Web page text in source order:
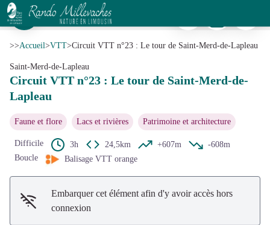
Circuit VTT n°23 : Le tour de Saint-Merd-de-Lapleau
Chemin forestier - CC VEM
Voir l'image en plein écran
>>Accueil>VTT>Circuit VTT n°23 : Le tour de Saint-Merd-de-Lapleau
Saint-Merd-de-Lapleau
Circuit VTT n°23 : Le tour de Saint-Merd-de-
Lapleau
Faune et flore Lacs et rivières Patrimoine et architecture
Difficile 3h 24,5km +607m
-608m
Boucle
Balisage VTT orange
Embarquer cet élément afin d'y avoir accès hors
connexion